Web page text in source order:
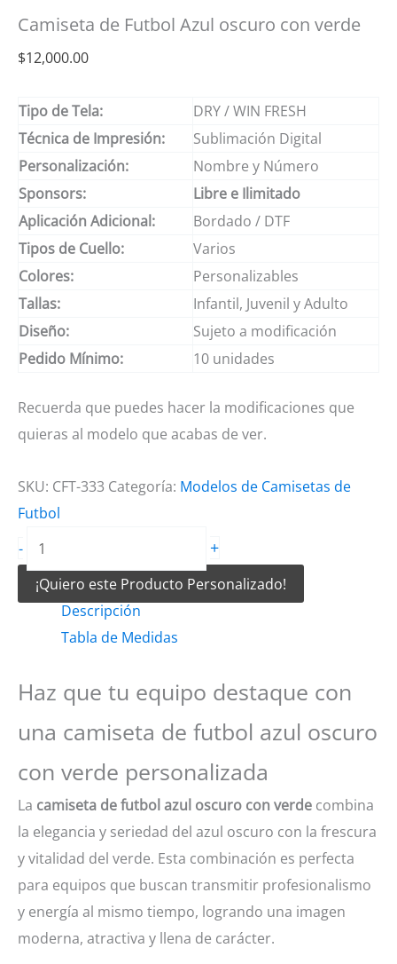
Camiseta de Futbol Azul oscuro con verde
$12,000.00
Tipo de Tela:
DRY / WIN FRESH
Técnica de Impresión:
Sublimación Digital
Personalización:
Nombre y Número
Sponsors:
Libre e Ilimitado
Aplicación Adicional:
Bordado / DTF
Tipos de Cuello:
Varios
Colores:
Personalizables
Tallas:
Infantil, Juvenil y Adulto
Diseño:
Sujeto a modificación
Pedido Mínimo:
10 unidades
Recuerda que puedes hacer la modificaciones que
quieras al modelo que acabas de ver.
SKU: CFT-333 Categoría: Modelos de Camisetas de
Futbol
-
Camiseta
de
Futbol
oscuro
verde
cantidad
+
¡Quiero este Producto Personalizado!
Descripción
Tabla de Medidas
Haz que tu equipo destaque con
una camiseta de futbol azul oscuro
con verde personalizada
La camiseta de futbol azul oscuro con verde combina
la elegancia y seriedad del azul oscuro con la frescura
y vitalidad del verde. Esta combinación es perfecta
para equipos que buscan transmitir profesionalismo
y energía al mismo tiempo, logrando una imagen
moderna, atractiva y llena de carácter.